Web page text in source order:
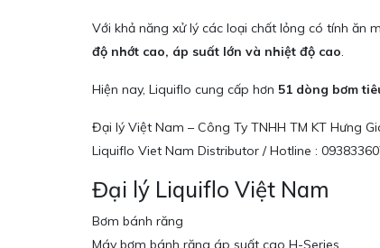
Với khả năng xử lý các loại chất lỏng có tính ăn
độ nhớt cao, áp suất lớn và nhiệt độ cao.
Hiện nay, Liquiflo cung cấp hơn 51 dòng bơm
Đại lý Việt Nam – Công Ty TNHH TM KT Hưng
Liquiflo Viet Nam Distributor / Hotline :
Đại lý Liquiflo Việt Nam
Bơm bánh răng